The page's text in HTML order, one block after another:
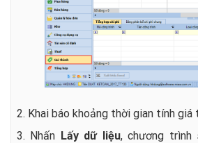
2. Khai báo khoảng thời gian tính giá
3. Nhấn Lấy dữ liệu, chương